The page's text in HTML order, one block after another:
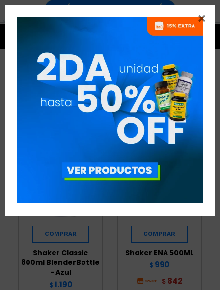

SHAKERS
RECOMENDADOS
Shaker Classic
800ml BlenderBottle
- Azul
$ 1.190
Shaker ENA 500ML
$ 990
$ 842